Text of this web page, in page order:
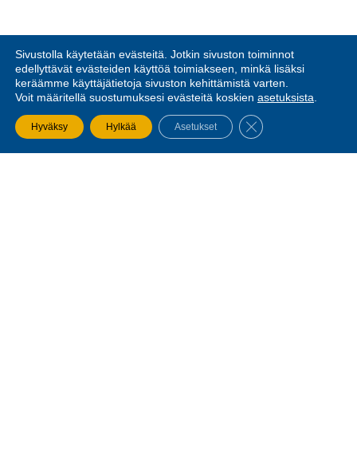
Sivustolla käytetään evästeitä. Jotkin sivuston toiminnot
edellyttävät evästeiden käyttöä toimiakseen, minkä lisäksi
keräämme käyttäjätietoja sivuston kehittämistä varten.
Voit määritellä suostumuksesi evästeitä koskien asetuksista
Hyväksy Hylkää Asetukset SULJE